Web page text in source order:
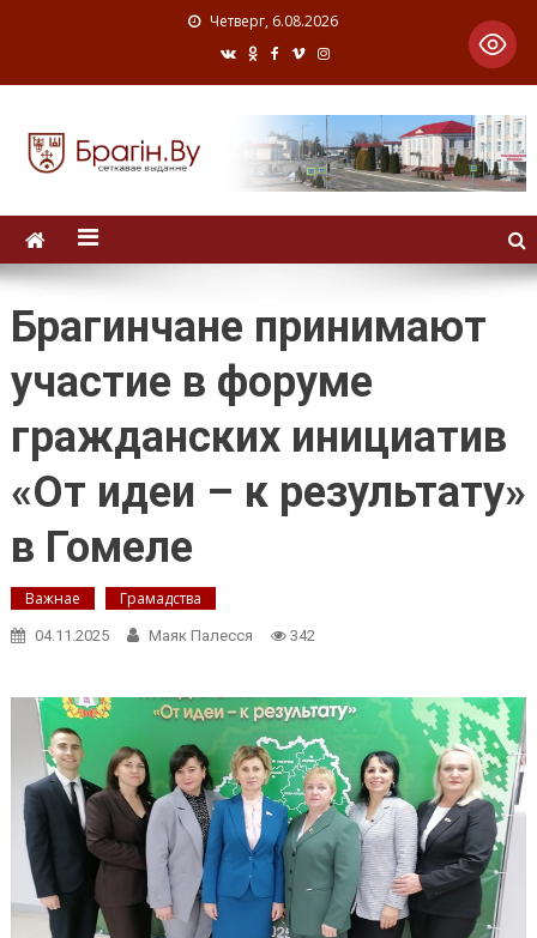
Четверг, 6.08.2026
Брагинчане принимают
участие в форуме
гражданских инициатив
«От идеи – к результату»
в Гомеле
Важнае Грамадства
04.11.2025 Маяк Палесся 342